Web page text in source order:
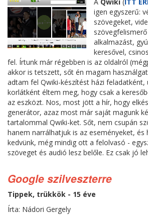
igen egyszerű:
szövegeket,
alkalmazást,
keresővel,
fel. Írtunk már régebben is az oldalról
akkor is tetszett, sőt én magam
adtam fel Qwiki-készítést házi feladatként,
korlátként éltem meg, hogy csak a
az eszközt. Nos, most jött a hír, hogy
generátor, azaz most már saját magunk
tartalommal Qwiki-ket. Sőt, nem csupán
hanem narrálhatjuk is az eseményeket, és
kedvünk, még mindig ott a felolvasó -
szöveget és audió lesz belőle. Ez csak jó
Google szilveszterre
Tippek, trükkök - 15 éve
Írta: Nádori Gergely